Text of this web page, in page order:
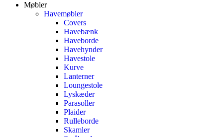
Møbler
Havemøbler
Covers
Havebænk
Haveborde
Havehynder
Havestole
Kurve
Lanterner
Loungestole
Lyskæder
Parasoller
Plaider
Rulleborde
Skamler